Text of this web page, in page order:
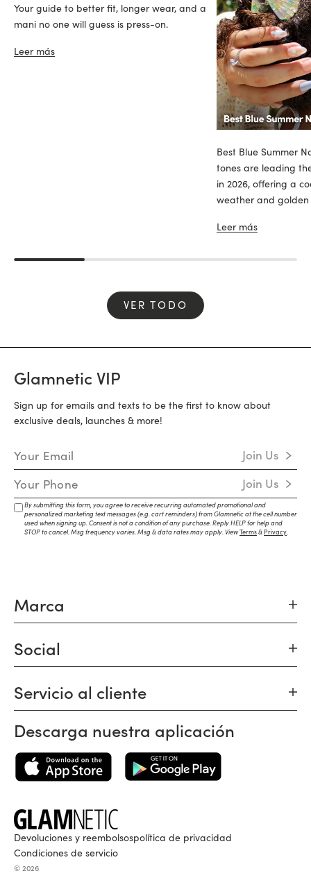
Your guide to better fit, longer wear, and a
mani no one will guess is press-on.
Leer más
Best Blue Summer
tones are leading
in 2026, offering a
weather and golden
Leer más
VER TODO
Glamnetic VIP
Sign up for emails and texts to be the first to know about
exclusive deals, launches & more!
Email Address Join Us
Mobile Number Join Us
By submitting this form, you agree to receive recurring automated promotional and
personalized marketing text messages (e.g. cart reminders) from Glamnetic at the cell number
used when signing up. Consent is not a condition of any purchase. Reply HELP for help and
STOP to cancel. Msg frequency varies. Msg & data rates may apply. ViewTerms&Privacy
Marca
Social
Servicio al cliente
Descarga nuestra aplicación
Devoluciones y reembolsospolítica de privacidad
Condiciones de servicio
© 2026